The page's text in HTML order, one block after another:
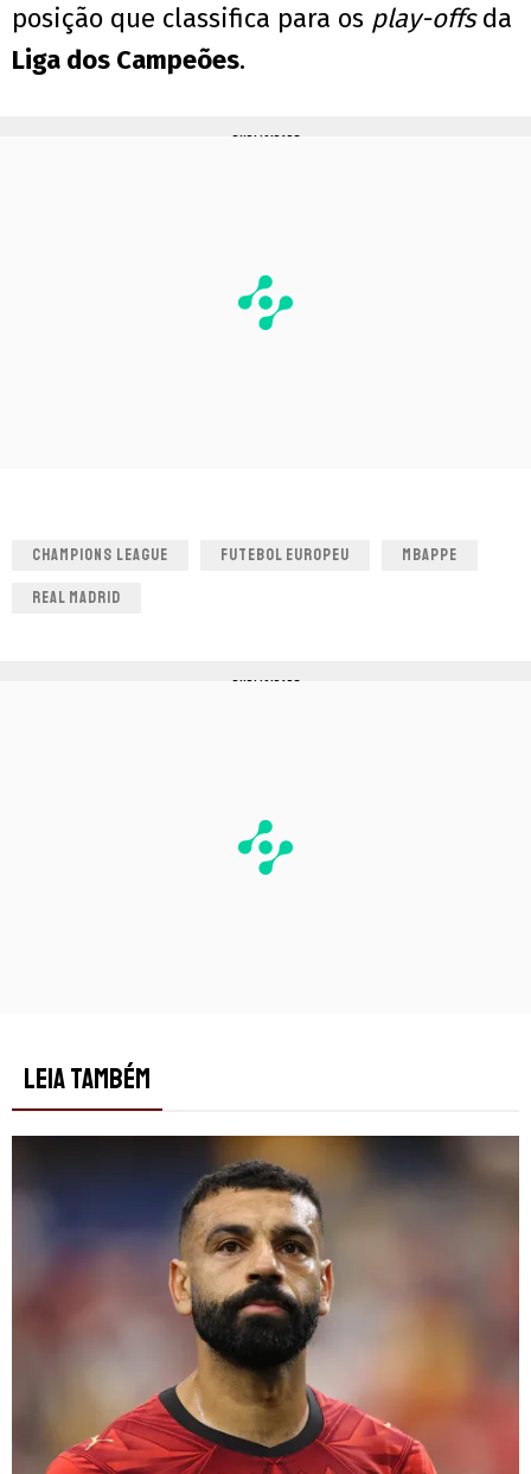
posição que classifica para os play-offsda
Liga dos Campeões.
PUBLICIDADE
CHAMPIONS LEAGUE FUTEBOL EUROPEU MBAPPE
REAL MADRID
PUBLICIDADE
LEIA TAMBÉM